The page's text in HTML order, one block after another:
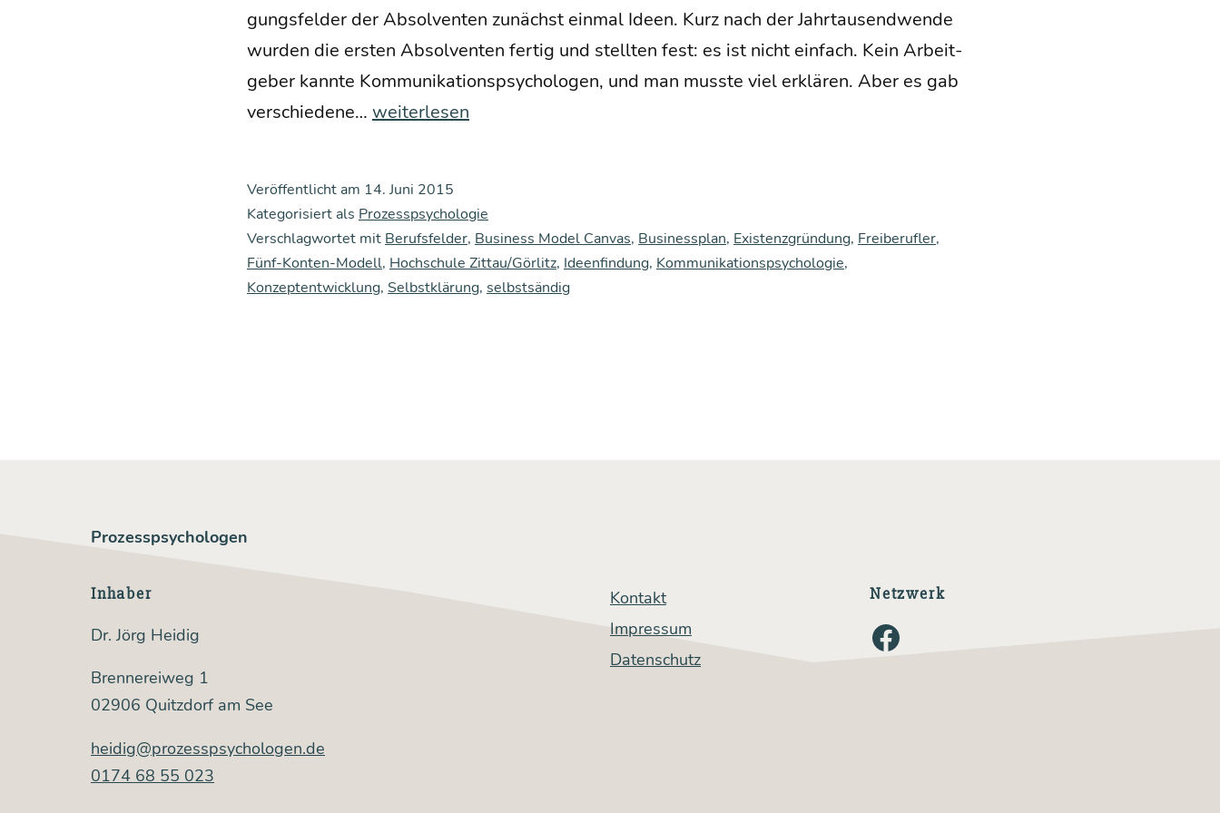
gungs­fel­der der Absol­ven­ten zunächst ein­mal Ideen. Kurz nach der Jahr­tau­send­wen­de
wur­den die ers­ten Absol­ven­ten fer­tig und stell­ten fest: es ist nicht ein­fach. Kein Arbeit­
ge­ber kann­te Kom­mu­ni­ka­ti­ons­psy­cho­lo­gen, und man muss­te viel erklä­ren. Aber es gab
ver­schie­de­ne… Exis­
von
Kom­
mu­
weiterlesen
Veröffentlicht am 14. Juni 2015
Kategorisiert als Prozesspsychologie
Verschlagwortet mit Berufsfelder, Business Model Canvas, Businessplan, Existenzgründung, Freiberufler,
Fünf-Konten-Modell, Hochschule Zittau/Görlitz, Ideenfindung, Kommunikationspsychologie,
Konzeptentwicklung, Selbstklärung, selbstsändig
Prozesspsychologen
Inhaber
Dr. Jörg Heidig
Brennereiweg 1
02906 Quitzdorf am See
heidig@prozesspsychologen.de
0174 68 55 023
Kontakt
Impressum
Datenschutz
Netzwerk
Facebook